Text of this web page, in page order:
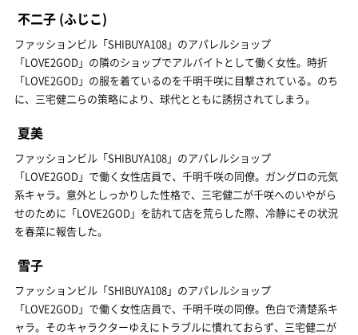
不二子 (ふじこ)
ファッションビル「SHIBUYA108」のアパレルショップ
「LOVE2GOD」の隣のショップでアルバイトとして働く女性。時折
「LOVE2GOD」の服を着ているのを千明千咲に目撃されている。のち
に、三宅健二らの策略により、球代とともに誘拐されてしまう。
夏美
ファッションビル「SHIBUYA108」のアパレルショップ
「LOVE2GOD」で働く女性店員で、千明千咲の同僚。ガングロの元気
系キャラ。意外としっかりした性格で、三宅健二が千咲へのいやがら
せのために「LOVE2GOD」を訪れて店を荒らした際、冷静にその状況
を春菜に報告した。
雪子
ファッションビル「SHIBUYA108」のアパレルショップ
「LOVE2GOD」で働く女性店員で、千明千咲の同僚。色白で清楚系キ
ャラ。そのキャラクターゆえにトラブルに慣れておらず、三宅健二が